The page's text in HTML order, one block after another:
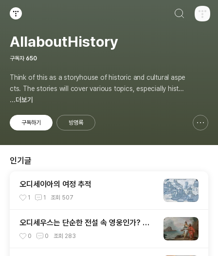
AllaboutHistory
구독자 650
Think of this as a storyhouse of historic and cultural aspe
cts. The stories will cover various topics, especially histor
y, sometimes in-depth, sometimes with a light touch. One
generalized viewpoint
...더보기
구독하기 방명록
인기글
오디세이아의 여정 추적
1 1 조회 507
오디세우스는 단순한 전설 속 영웅인가? 아
니면 실존 인물인가?
0 0 조회 283